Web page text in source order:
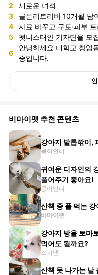
2 새로운 녀석
3 골든리트리버 10개월 남
4 사료 바꾸고 구토·피부
5 펫니스태안 기자단을 모
6
안녕하세요 대학교 창업
중입니다.
비마이펫 추천 콘텐츠
강아지 발톱깎이,
몽이언니
귀여운 디자인의
풀어주기 좋아요!
몽이언니
산책 중 풀 먹는
비마이펫
강아지 방울 토마
먹어도 될까요?
스피댇
산책 못 나가는 날